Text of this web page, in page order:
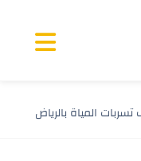
المياة بالرياض